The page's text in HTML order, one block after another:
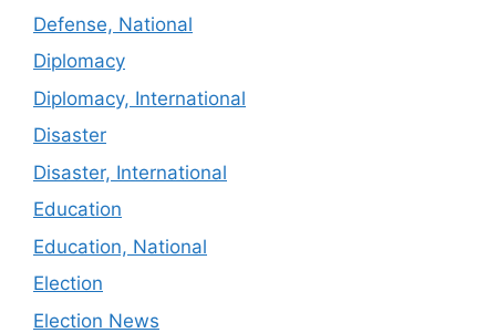
Defense, National
Diplomacy
Diplomacy, International
Disaster
Disaster, International
Education
Education, National
Election
Election News